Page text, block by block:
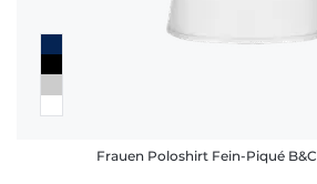
Frauen Poloshirt Fein-Piqué B&C